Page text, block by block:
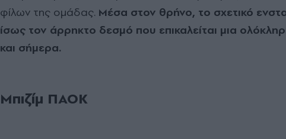
φίλων της ομάδας. Μέσα στον θρήνο, το σχετικό
ίσως τον άρρηκτο δεσμό που επικαλείται μια
και σήμερα.
Μπιζίμ ΠΑΟΚ